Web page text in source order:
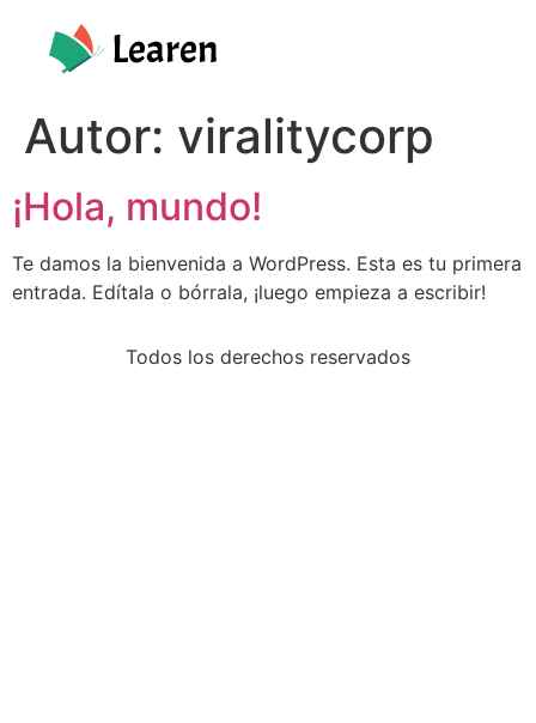
Autor: viralitycorp
¡Hola, mundo!
Te damos la bienvenida a WordPress. Esta es tu primera
entrada. Edítala o bórrala, ¡luego empieza a escribir!
Todos los derechos reservados